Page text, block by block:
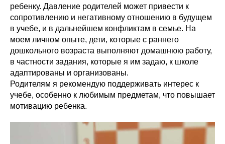
ребенку. Давление родителей может привести к
сопротивлению и негативному отношению в будущем
в учебе, и в дальнейшем конфликтам в семье. На
моем личном опыте, дети, которые с раннего
дошкольного возраста выполняют домашнюю работу,
в частности задания, которые я им задаю, к школе
адаптированы и организованы.
Родителям я рекомендую поддерживать интерес к
учебе, особенно к любимым предметам, что повышает
мотивацию ребенка.